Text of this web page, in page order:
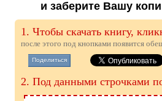
и заберите Вашу
1. Чтобы скачать книгу,
после этого под кнопками появится
Поделиться
2. Под данными строчками